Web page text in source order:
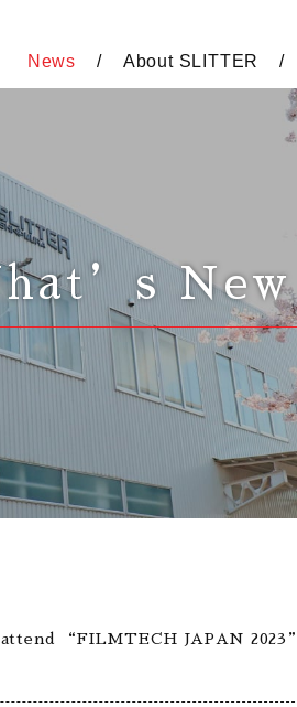
News About SLITTER
New
attend “FILMTECH JAPAN 2023”